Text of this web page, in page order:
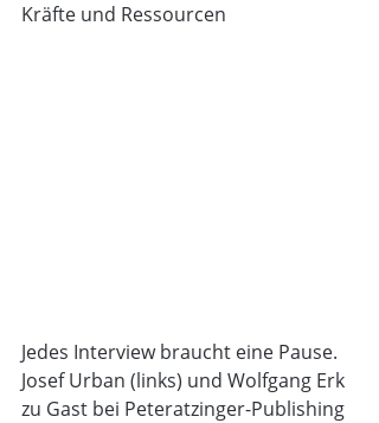
Kräfte und Ressourcen
Jedes Interview braucht eine Pause.
Josef Urban (links) und Wolfgang Erk
zu Gast bei Peteratzinger-Publishing